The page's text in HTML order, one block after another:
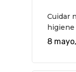
Cuidar
higiene
8